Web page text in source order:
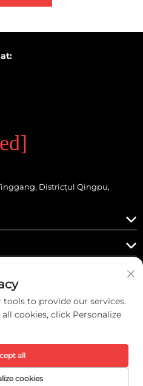
Districțul Qingpu,
ne
Technology (Shanghai) Co., Ltd.
-Politica de confidențialitate
to provide our services.
cookies, click Personalize
cookies
all